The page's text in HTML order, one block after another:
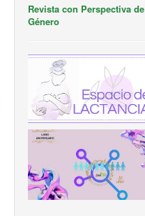
Revista con Perspectiva de
Género